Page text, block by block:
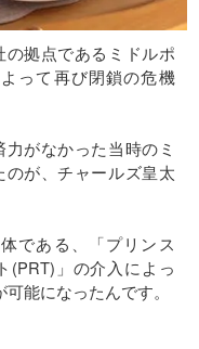
拠点であるミドルポ
って再び閉鎖の危機
がなかった当時のミ
のが、チャールズ皇太
である、「プリンス
(PRT)」の介入によっ
能になったんです。